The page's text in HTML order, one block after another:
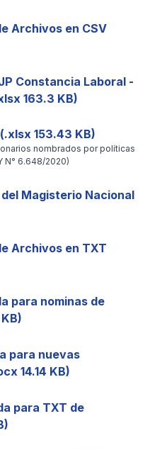
Archivos en CSV
Constancia Laboral -
163.3 KB)
153.43 KB)
nombrados por políticas
N° 6.648/2020)
Magisterio Nacional
Archivos en TXT
para nominas de
para nuevas
14.14 KB)
para TXT de